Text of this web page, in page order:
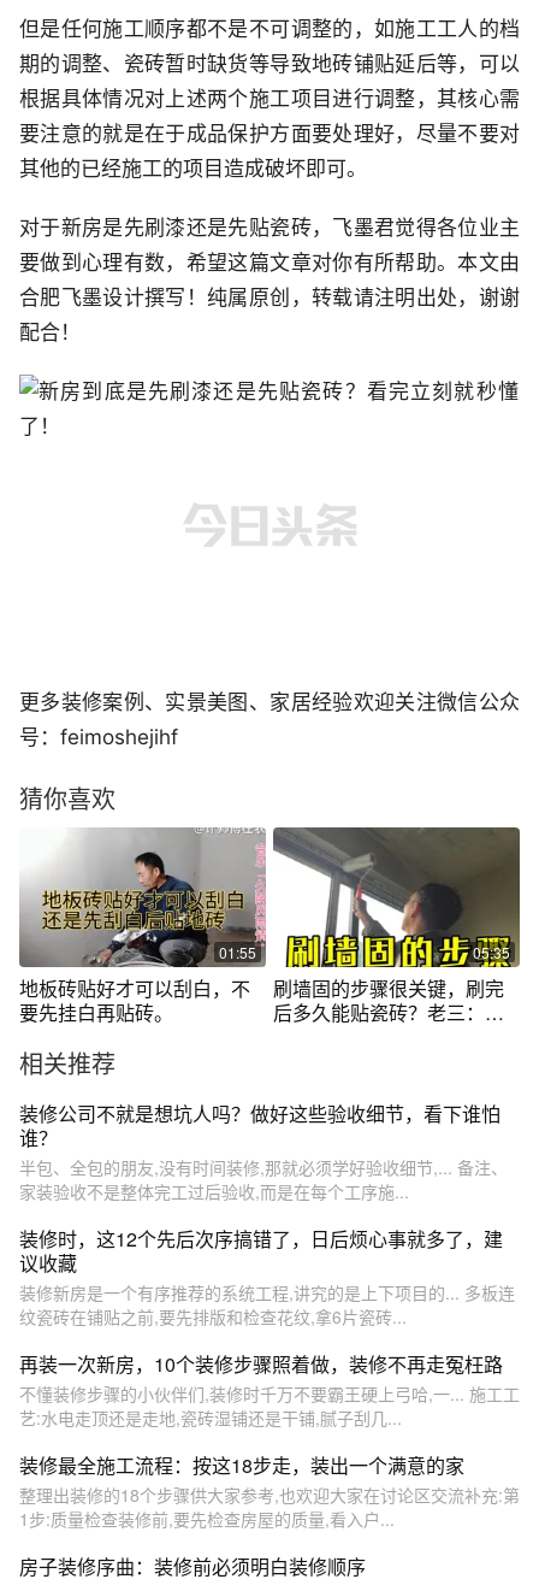
但是任何施工顺序都不是不可调整的，如施工工人的档
期的调整、瓷砖暂时缺货等导致地砖铺贴延后等，可以
根据具体情况对上述两个施工项目进行调整，其核心需
要注意的就是在于成品保护方面要处理好，尽量不要对
其他的已经施工的项目造成破坏即可。
对于新房是先刷漆还是先贴瓷砖，飞墨君觉得各位业主
要做到心理有数，希望这篇文章对你有所帮助。本文由
合肥飞墨设计撰写！纯属原创，转载请注明出处，谢谢
配合！
更多装修案例、实景美图、家居经验欢迎关注微信公众
号：feimoshejihf
猜你喜欢
01:55
地板砖贴好才可以刮白，不
要先挂白再贴砖。
05:35
刷墙固的步骤很关键，刷完
后多久能贴瓷砖？老三：粘
相关推荐
装修公司不就是想坑人吗？做好这些验收细节，看下谁怕
谁？
半包、全包的朋友,没有时间装修,那就必须学好验收细节,... 备注、
家装验收不是整体完工过后验收,而是在每个工序施...
装修时，这12个先后次序搞错了，日后烦心事就多了，建
议收藏
装修新房是一个有序推荐的系统工程,讲究的是上下项目的... 多板连
纹瓷砖在铺贴之前,要先排版和检查花纹,拿6片瓷砖...
再装一次新房，10个装修步骤照着做，装修不再走冤枉路
不懂装修步骤的小伙伴们,装修时千万不要霸王硬上弓哈,一... 施工工
艺:水电走顶还是走地,瓷砖湿铺还是干铺,腻子刮几...
装修最全施工流程：按这18步走，装出一个满意的家
整理出装修的18个步骤供大家参考,也欢迎大家在讨论区交流补充:第
1步:质量检查装修前,要先检查房屋的质量,看入户...
房子装修序曲：装修前必须明白装修顺序